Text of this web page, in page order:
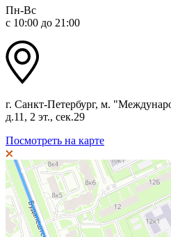
Пн-Вс
с 10:00 до 21:00
г. Санкт-Петербург, м.
д.11, 2 эт., сек.29
Посмотреть на карте